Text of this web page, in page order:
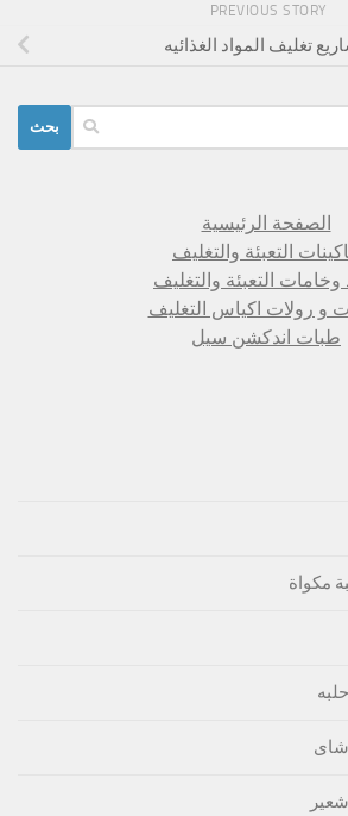
PREVIOUS STORY
تغليف المواد الغذائيه
الصفحة الرئيسية
التعبئة والتغليف
وخامات التعبئة والتغليف
و رولات اكياس التغليف
طبات اندكشن سيل
مكواة
شاى